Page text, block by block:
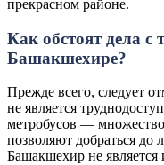
прекрасном районе.
Как обстоят дела с
Башакшехире?
Прежде всего, следует
не является
метробусов —
позволяют добраться до
Башакшехир не